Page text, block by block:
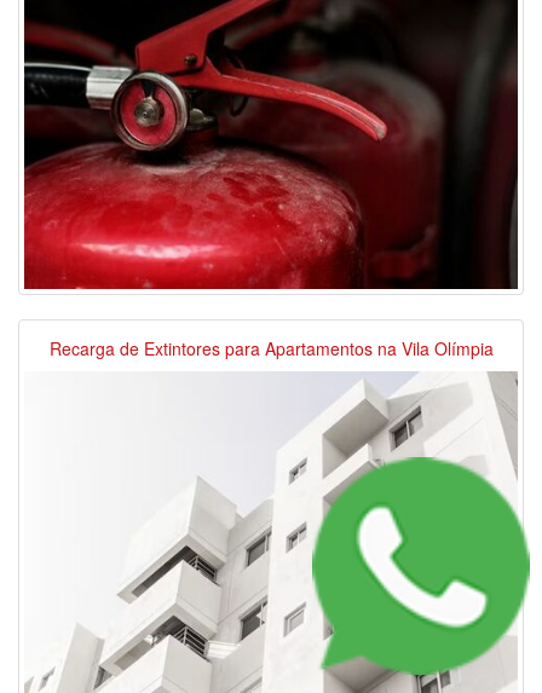
Recarga de Extintores para Apartamentos na Vila Olímpia